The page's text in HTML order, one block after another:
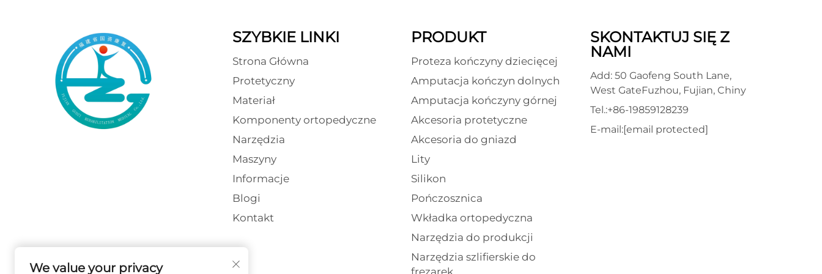
SZYBKIE LINKI
Strona Główna
Protetyczny
Materiał
Komponenty ortopedyczne
Narzędzia
Maszyny
Informacje
Blogi
Kontakt
PRODUKT
Proteza kończyny dziecięcej
Amputacja kończyn dolnych
Amputacja kończyny górnej
Akcesoria protetyczne
Akcesoria do gniazd
Lity
Silikon
Pończosznica
Wkładka ortopedyczna
Narzędzia do produkcji
Narzędzia szlifierskie do
SKONTAKTUJ SIĘ Z
NAMI
Add: 50 Gaofeng South Lane,
West GateFuzhou, Fujian, Chiny
Tel.:+86-19859128239
E-mail:[email protected]
We value your privacy